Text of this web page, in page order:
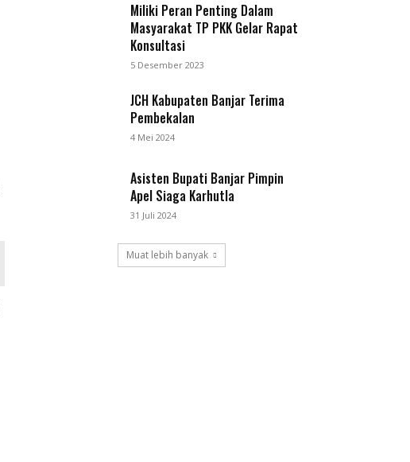
Miliki Peran Penting Dalam
Masyarakat TP PKK Gelar Rapat
Konsultasi
5 Desember 2023
JCH Kabupaten Banjar Terima
Pembekalan
4 Mei 2024
Asisten Bupati Banjar Pimpin
Apel Siaga Karhutla
31 Juli 2024
Muat lebih banyak